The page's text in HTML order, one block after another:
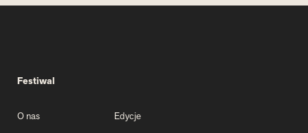
Festiwal
O nas Edycje